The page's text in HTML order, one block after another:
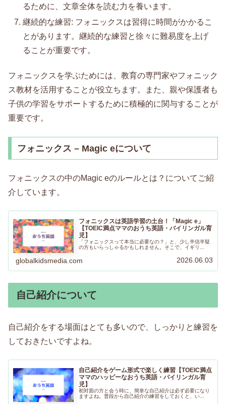
るために、文章全体を読む力を養います。
継続的な練習: フォニックスは習得に時間がかかるこ
とがあります。継続的な練習と徐々に難易度を上げ
ることが重要です。
フォニックスを学ぶためには、教育の専門家やフォニック
ス教材を活用することが役立ちます。また、親や保護者も
子供の学習をサポートするために積極的に関与することが
重要です。
フォニックス – Magic eについて
フォニックスの中のMagic eのルールとは？についてご紹
介しています。
フォニックスは英語学習の土台！「Magic e」
【TOEIC満点ママのおうち英語・バイリンガル育
児】
「フォニックスって本当に必要なの？」と、少し半信半疑
の方もいらっしゃるかもしれません。そこで、イギリ...
globalkidsmedia.com 2026.06.03
自己紹介について
自己紹介をする場面はとても多いので、しっかりと練習を
しておきたいですよね。
自己紹介をゲーム形式で楽しく練習【TOEIC満点
ママのハッピーなおうち英語・バイリンガル育
児】
初対面の方と会う時に、簡単な自己紹介は必ず必要になり
ますよね。普段から自己紹介の練習をしておくと、い...